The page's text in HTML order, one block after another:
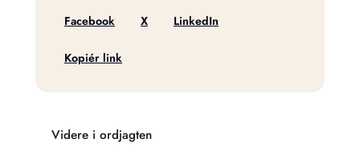
Facebook X LinkedIn
Kopiér link
Videre i ordjagten